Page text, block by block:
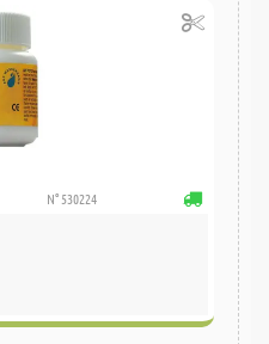
N° 530224